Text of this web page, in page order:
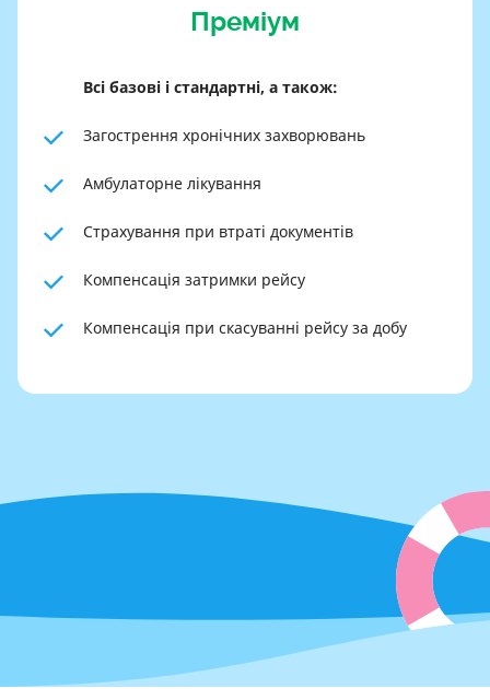
Преміум
Всі базові і стандартні, а також:
Загострення хронічних захворювань
Амбулаторне лікування
Страхування при втраті документів
Компенсація затримки рейсу
Компенсація при скасуванні рейсу за добу